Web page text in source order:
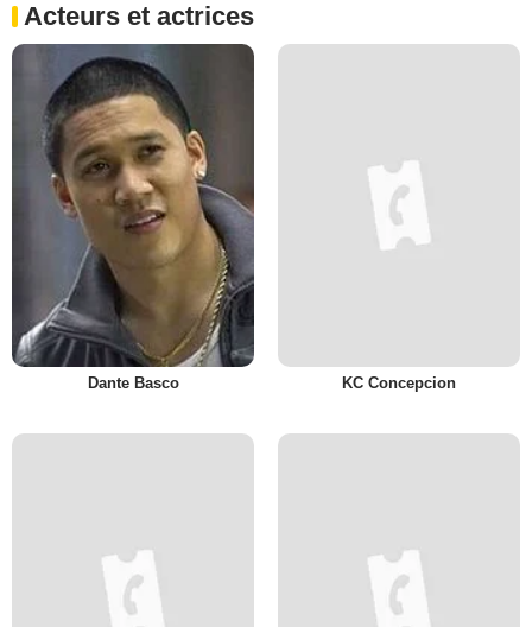
Acteurs et actrices
Dante Basco KC Concepcion